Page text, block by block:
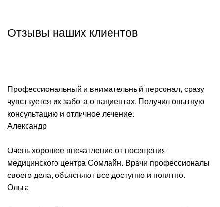
Отзывы наших клиентов
Профессиональный и внимательный персонал, сразу
чувствуется их забота о пациентах. Получил опытную
консультацию и отличное лечение.
Александр
Очень хорошее впечатление от посещения
медицинского центра Сомлайн. Врачи профессионалы
своего дела, объясняют все доступно и понятно.
Ольга